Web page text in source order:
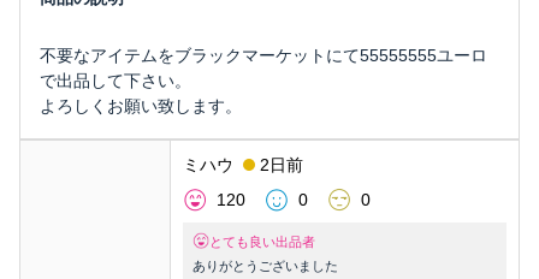
不要なアイテムをブラックマーケットにて55555555ユーロ
で出品して下さい。
よろしくお願い致します。
ミハウ
2日前
120
0 0
とても良い出品者
ありがとうございました